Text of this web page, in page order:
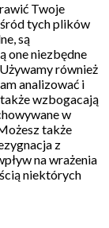
Twoje
tych plików
są
one niezbędne
Używamy również
analizować i
wzbogacają
w
także
z
na wrażenia
niektórych